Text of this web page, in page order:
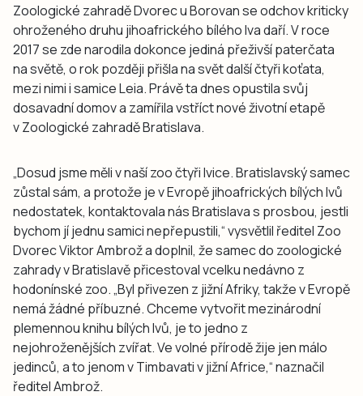
Zoologické zahradě Dvorec u Borovan se odchov kriticky
ohroženého druhu jihoafrického bílého lva daří. V roce
2017 se zde narodila dokonce jediná přeživší paterčata
na světě, o rok později přišla na svět další čtyři koťata,
mezi nimi i samice Leia. Právě ta dnes opustila svůj
dosavadní domov a zamířila vstříct nové životní etapě
v Zoologické zahradě Bratislava.
„Dosud jsme měli v naší zoo čtyři lvice. Bratislavský samec
zůstal sám, a protože je v Evropě jihoafrických bílých lvů
nedostatek, kontaktovala nás Bratislava s prosbou, jestli
bychom jí jednu samici nepřepustili,“ vysvětlil ředitel Zoo
Dvorec Viktor Ambrož a doplnil, že samec do zoologické
zahrady v Bratislavě přicestoval vcelku nedávno z
hodonínské zoo. „Byl přivezen z jižní Afriky, takže v Evropě
nemá žádné příbuzné. Chceme vytvořit mezinárodní
plemennou knihu bílých lvů, je to jedno z
nejohroženějších zvířat. Ve volné přírodě žije jen málo
jedinců, a to jenom v Timbavati v jižní Africe,“ naznačil
ředitel Ambrož.